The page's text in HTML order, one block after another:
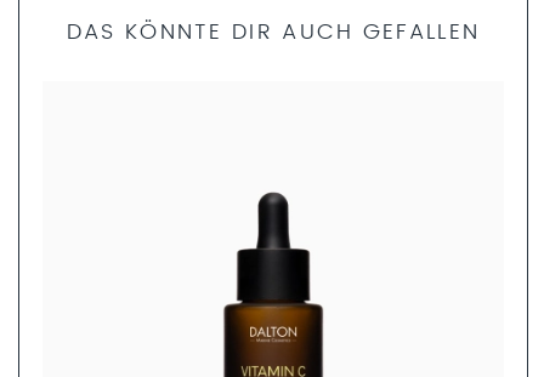
Bist du dir unsicher, welche Produkte die richtigen für dich
DAS KÖNNTE DIR AUCH GEFALLEN